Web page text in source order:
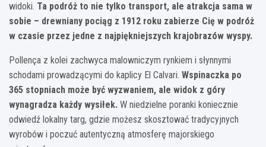
widoki. Ta podróż to nie tylko transport, ale atrakcja sama w
sobie – drewniany pociąg z 1912 roku zabierze Cię w podróż
w czasie przez jedne z najpiękniejszych krajobrazów wyspy.
Pollença z kolei zachwyca malowniczym rynkiem i słynnymi
schodami prowadzącymi do kaplicy El Calvari. Wspinaczka po
365 stopniach może być wyzwaniem, ale widok z góry
wynagradza każdy wysiłek. W niedzielne poranki koniecznie
odwiedź lokalny targ, gdzie możesz skosztować tradycyjnych
wyrobów i poczuć autentyczną atmosferę majorskiego